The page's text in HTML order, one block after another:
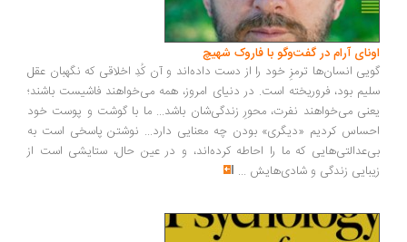
آرام در گفت‌وگو با فاروک شهیچ‭
انسان‌ها ترمزِ خود را از دست داده‌اند و آن کُدِ اخلاقی که نگهبان عقل
بود، فروریخته است. در دنیای امروز، همه می‌خواهند فاشیست باشند؛
می‌خواهند نفرت، محورِ زندگی‌شان باشد... ما با گوشت و پوست خود
کردیم «دیگری» بودن چه معنایی دارد... نوشتن پاسخی است به
که ما را احاطه کرده‌اند، و در عین حال، ستایشی است از
زندگی و شادی‌هایش...